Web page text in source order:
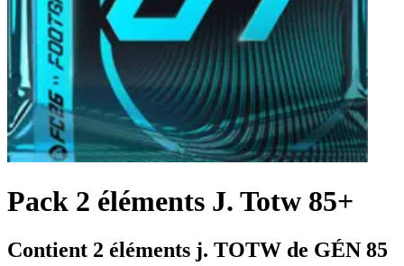
Pack 2 éléments J. Totw 85+
Contient 2 éléments j. TOTW de GÉN 85